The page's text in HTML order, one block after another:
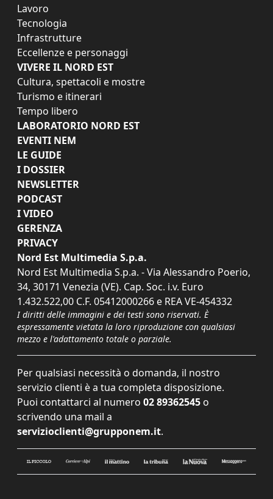
Lavoro
Tecnologia
Infrastrutture
Eccellenze e personaggi
VIVERE IL NORD EST
Cultura, spettacoli e mostre
Turismo e itinerari
Tempo libero
LABORATORIO NORD EST
EVENTI NEM
LE GUIDE
I DOSSIER
NEWSLETTER
PODCAST
I VIDEO
GERENZA
PRIVACY
Nord Est Multimedia S.p.a.
Nord Est Multimedia S.p.a. - Via Alessandro Poerio,
34, 30171 Venezia (VE). Cap. Soc. i.v. Euro
1.432.522,00 C.F. 05412000266 e REA VE-454332
I diritti delle immagini e dei testi sono riservati. È
espressamente vietata la loro riproduzione con qualsiasi
mezzo e l'adattamento totale o parziale.
Per qualsiasi necessità o domanda, il nostro
servizio clienti è a tua completa disposizione.
Puoi contattarci al numero 02 89362545 o
scrivendo una mail a
servizioclienti@grupponem.it.